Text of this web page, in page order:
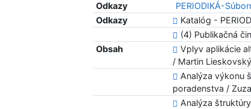
Odkazy
PERIODIKÁ-
Odkazy
Katalóg -
(4) Publikačná
Obsah
Vplyv aplikácie
/ Martin
Analýza výkonu
poradenstva /
Analýza